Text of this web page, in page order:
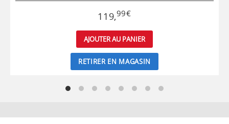
119,99€
AJOUTER AU PANIER
RETIRER EN MAGASIN